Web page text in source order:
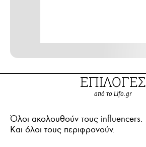
ΕΠΙΛΟΓΕΣ
από το Lifo.gr
Όλοι ακολουθούν τους influencers.
Και όλοι τους περιφρονούν.